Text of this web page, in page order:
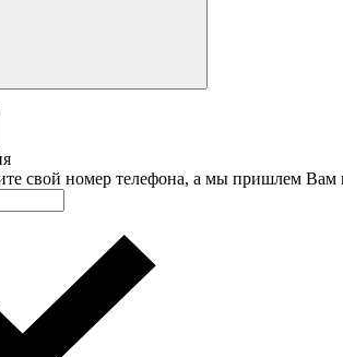
свой номер телефона, а мы пришлем